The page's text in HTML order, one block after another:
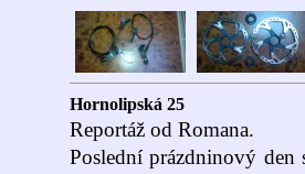
Hornolipská 25
Reportáž od Romana.
Poslední prázdninový den